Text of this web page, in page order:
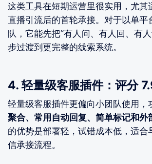
这类工具在短期运营里很实用，尤其
直播引流后的首轮承接。对于以单平
队，它能先把“有人问、有人回、有
步过渡到更完整的线索系统。
4. 轻量级客服插件：评分
轻量级客服插件更偏向小团队使用，
聚合、常用自动回复、简单标记和外
的优势是部署轻，试错成本低，适合
信承接流程。